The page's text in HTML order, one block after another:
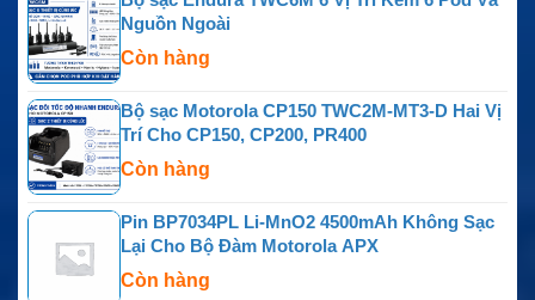
Nguồn Ngoài
Còn hàng
Bộ sạc Motorola CP150 TWC2M-MT3-D Hai Vị
Trí Cho CP150, CP200, PR400
Còn hàng
Pin BP7034PL Li-MnO2 4500mAh Không Sạc
Lại Cho Bộ Đàm Motorola APX
Còn hàng